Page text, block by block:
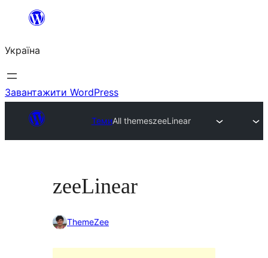
Перейти
вмісту
Україна
Завантажити WordPress
ТемиAll themeszeeLinear
zeeLinear
ThemeZee